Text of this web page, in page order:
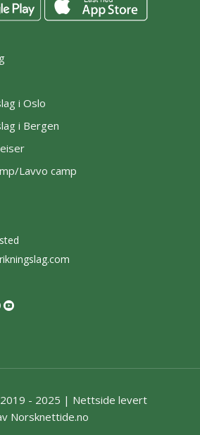
i Oslo
i Bergen
Lavvo camp
- 2025 | Nettside levert
Norsknettide.no